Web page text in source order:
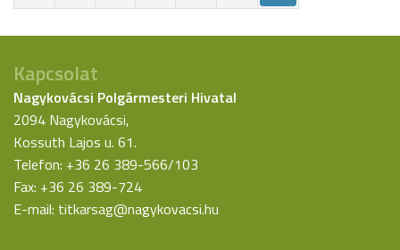
Kapcsolat
Nagykovácsi Polgármesteri Hivatal
2094 Nagykovácsi,
Kossuth Lajos u. 61.
Telefon: +36 26 389-566/103
Fax: +36 26 389-724
E-mail: titkarsag@nagykovacsi.hu